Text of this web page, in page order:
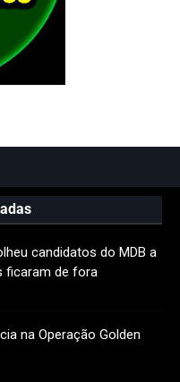
candidatos do MDB a
ficaram de fora
na Operação Golden